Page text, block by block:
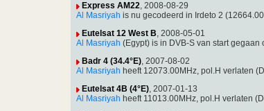
Express AM22, 2008-08-29
Al Masriyah is nu gecodeerd in Irdeto 2
Eutelsat 12 West B, 2008-05-01
Al Masriyah (Egypt) is in DVB-S van start
Badr 4 (34.4°E), 2007-08-02
Al Masriyah heeft 12073.00MHz, pol.H verlaten
Eutelsat 4B (4°E), 2007-01-13
Al Masriyah heeft 11013.00MHz, pol.H verlaten